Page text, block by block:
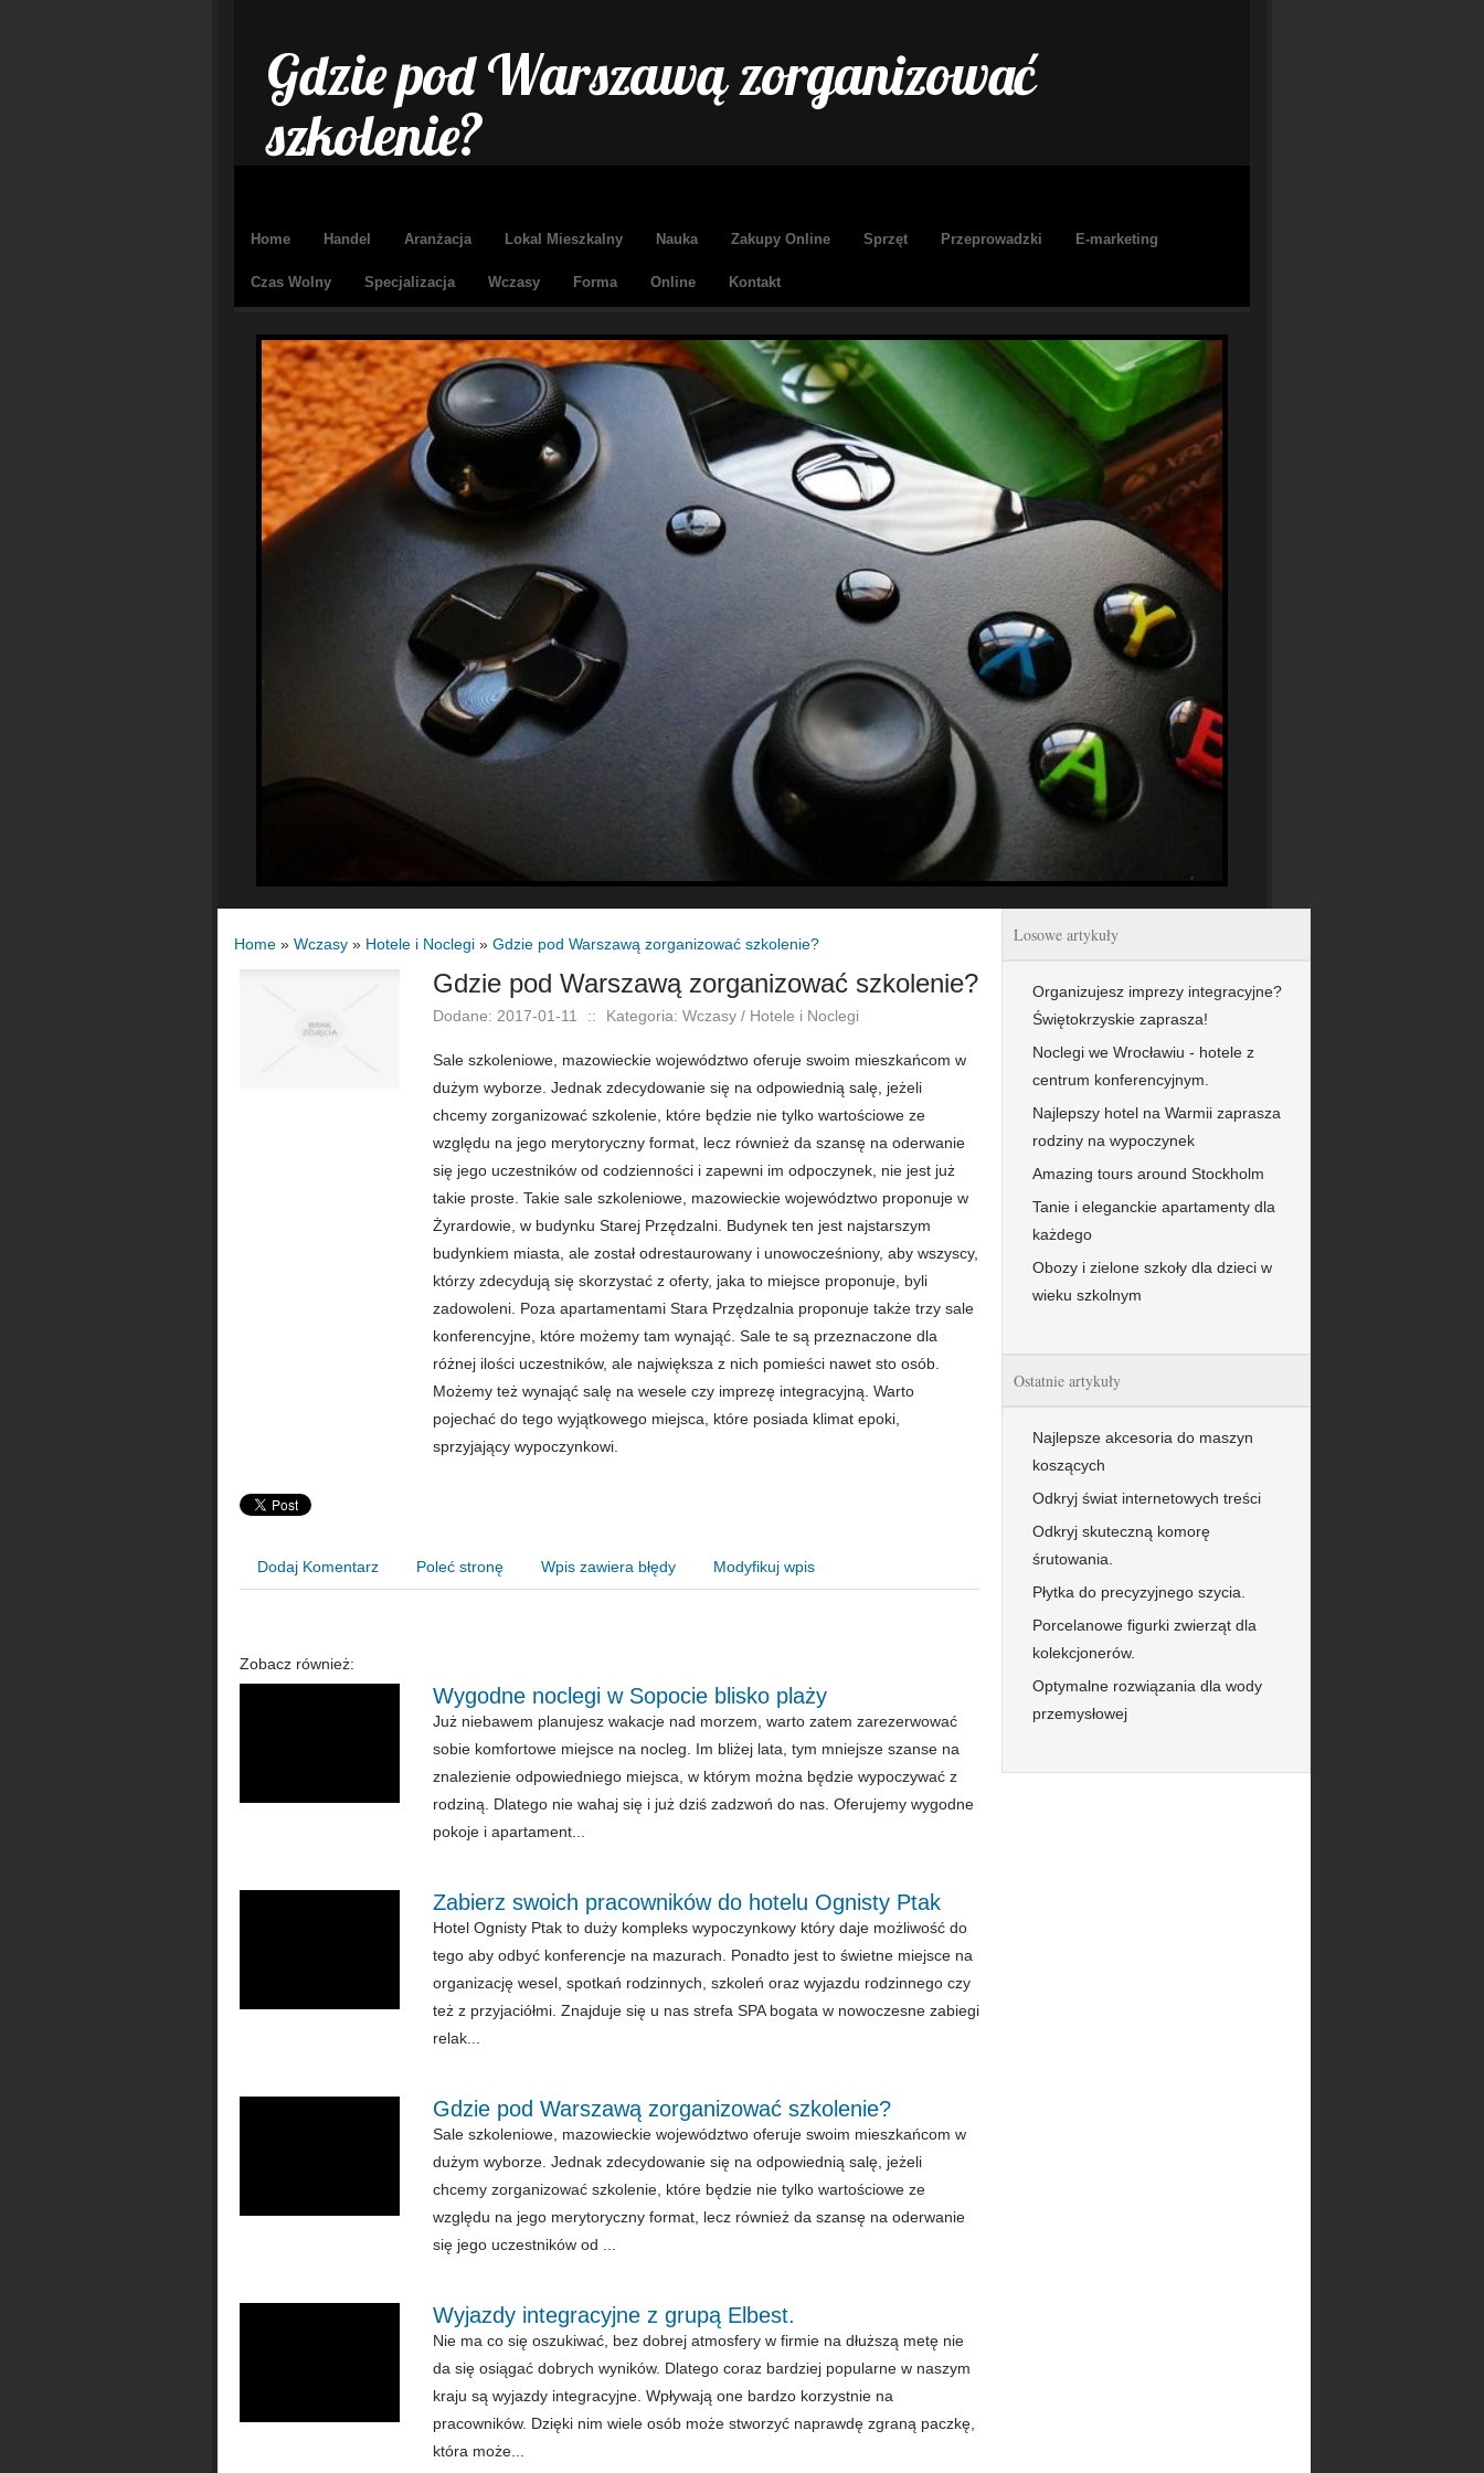
Gdzie pod Warszawą zorganizować
szkolenie?
Home Handel Aranżacja Lokal Mieszkalny Nauka Zakupy Online Sprzęt Przeprowadzki E-marketing
Czas Wolny Specjalizacja Wczasy Forma Online Kontakt
Home » Wczasy » Hotele i Noclegi » Gdzie pod Warszawą zorganizować szkolenie?
Gdzie pod Warszawą zorganizować szkolenie?
Dodane: 2017-01-11 :: Kategoria: Wczasy / Hotele i Noclegi
Sale szkoleniowe, mazowieckie województwo oferuje swoim mieszkańcom w
dużym wyborze. Jednak zdecydowanie się na odpowiednią salę, jeżeli
chcemy zorganizować szkolenie, które będzie nie tylko wartościowe ze
względu na jego merytoryczny format, lecz również da szansę na oderwanie
się jego uczestników od codzienności i zapewni im odpoczynek, nie jest już
takie proste. Takie sale szkoleniowe, mazowieckie województwo proponuje w
Żyrardowie, w budynku Starej Przędzalni. Budynek ten jest najstarszym
budynkiem miasta, ale został odrestaurowany i unowocześniony, aby wszyscy,
którzy zdecydują się skorzystać z oferty, jaka to miejsce proponuje, byli
zadowoleni. Poza apartamentami Stara Przędzalnia proponuje także trzy sale
konferencyjne, które możemy tam wynająć. Sale te są przeznaczone dla
różnej ilości uczestników, ale największa z nich pomieści nawet sto osób.
Możemy też wynająć salę na wesele czy imprezę integracyjną. Warto
pojechać do tego wyjątkowego miejsca, które posiada klimat epoki,
sprzyjający wypoczynkowi.
Dodaj Komentarz Poleć stronę Wpis zawiera błędy Modyfikuj wpis
Zobacz również:
Wygodne noclegi w Sopocie blisko plaży
Już niebawem planujesz wakacje nad morzem, warto zatem zarezerwować
sobie komfortowe miejsce na nocleg. Im bliżej lata, tym mniejsze szanse na
znalezienie odpowiedniego miejsca, w którym można będzie wypoczywać z
rodziną. Dlatego nie wahaj się i już dziś zadzwoń do nas. Oferujemy wygodne
pokoje i apartament...
Zabierz swoich pracowników do hotelu Ognisty Ptak
Hotel Ognisty Ptak to duży kompleks wypoczynkowy który daje możliwość do
tego aby odbyć konferencje na mazurach. Ponadto jest to świetne miejsce na
organizację wesel, spotkań rodzinnych, szkoleń oraz wyjazdu rodzinnego czy
też z przyjaciółmi. Znajduje się u nas strefa SPA bogata w nowoczesne zabiegi
relak...
Gdzie pod Warszawą zorganizować szkolenie?
Sale szkoleniowe, mazowieckie województwo oferuje swoim mieszkańcom w
dużym wyborze. Jednak zdecydowanie się na odpowiednią salę, jeżeli
chcemy zorganizować szkolenie, które będzie nie tylko wartościowe ze
względu na jego merytoryczny format, lecz również da szansę na oderwanie
się jego uczestników od ...
Wyjazdy integracyjne z grupą Elbest.
Nie ma co się oszukiwać, bez dobrej atmosfery w firmie na dłuższą metę nie
da się osiągać dobrych wyników. Dlatego coraz bardziej popularne w naszym
kraju są wyjazdy integracyjne. Wpływają one bardzo korzystnie na
pracowników. Dzięki nim wiele osób może stworzyć naprawdę zgraną paczkę,
która może...
Losowe artykuły
Organizujesz imprezy integracyjne?
Świętokrzyskie zaprasza!
Noclegi we Wrocławiu - hotele z
centrum konferencyjnym.
Najlepszy hotel na Warmii zaprasza
rodziny na wypoczynek
Amazing tours around Stockholm
Tanie i eleganckie apartamenty dla
każdego
Obozy i zielone szkoły dla dzieci w
wieku szkolnym
Ostatnie artykuły
Najlepsze akcesoria do maszyn
koszących
Odkryj świat internetowych treści
Odkryj skuteczną komorę
śrutowania.
Płytka do precyzyjnego szycia.
Porcelanowe figurki zwierząt dla
kolekcjonerów.
Optymalne rozwiązania dla wody
przemysłowej